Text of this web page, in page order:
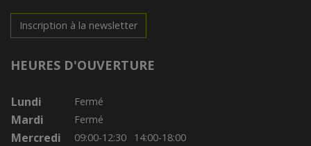
Inscription à la newsletter
HEURES D'OUVERTURE
Lundi Fermé
Mardi Fermé
Mercredi 09:00-12:30 14:00-18:00